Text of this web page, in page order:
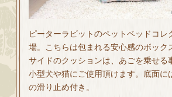
ピーターラビットのペットベッドコレ
場。こちらは包まれる安心感のボック
サイドのクッションは、あごを乗せる
小型犬や猫にご使用頂けます。底面に
の滑り止め付き。